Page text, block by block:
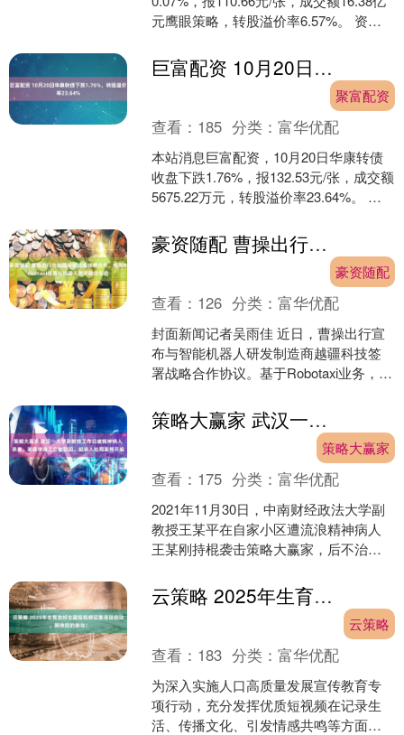
元鹰眼策略，转股溢价率6.57%。 资料
巨富配资 10月20日华康转债下跌1.76%，转股溢价率23.64%
聚富配资
查看： 185 分类：富华优配
本站消息巨富配资，10月20日华康转债
收盘下跌1.76%，报132.53元/张，成交额
5675.22万元，转股溢价率23.64%。 资
豪资随配 曹操出行与越疆科技达成战略合作，布局Robotaxi场景与机器人技术融合生态
豪资随配
查看： 126 分类：富华优配
封面新闻记者吴雨佳 近日，曹操出行宣
布与智能机器人研发制造商越疆科技签
署战略合作协议。基于Robotaxi业务，双
应用能力，提....
策略大赢家 武汉一大学副教授工作日被精神病人杀害，家属申请工亡被驳回，起诉人社局案将开庭
策略大赢家
查看： 175 分类：富华优配
2021年11月30日，中南财经政法大学副
教授王某平在自家小区遭流浪精神病人
王某刚持棍袭击策略大赢家，后不治身
已判决，但民事赔....
云策略 2025年生育友好主题短视频征集活动启动，期待您的参与！
云策略
查看： 183 分类：富华优配
为深入实施人口高质量发展宣传教育专
项行动，充分发挥优质短视频在记录生
活、传播文化、引发情感共鸣等方面的